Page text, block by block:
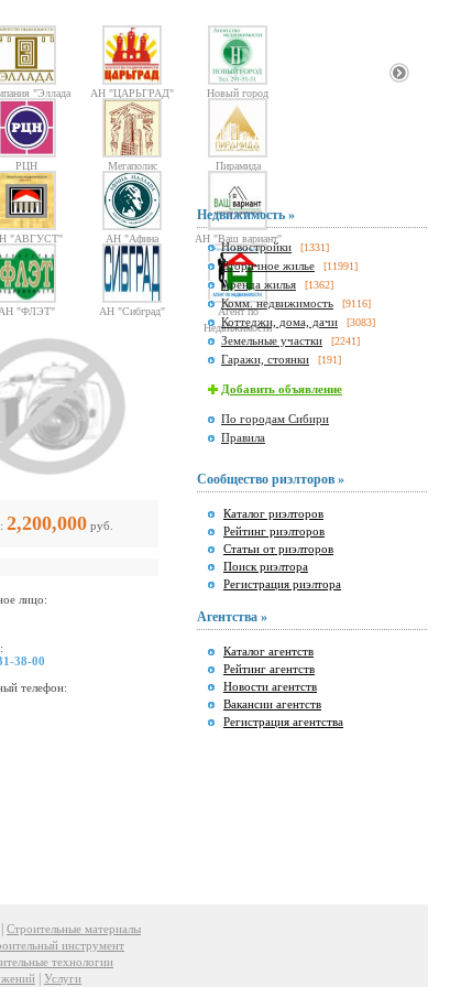
"Эллада
2000"
АН "ЦАРЬГРАД" Новый город
РЦН Мегаполис Пирамида
"АВГУСТ"
АН "Афина
Паллада"
АН "Ваш вариант"
АН "ФЛЭТ" АН "Сибград"
Агент по
Недвижимости
2,200,000руб.
лицо:
38-00
телефон:
Недвижимость »
Новостройки [1331]
Вторичное жилье [11991]
Аренда жилья [1362]
Комм. недвижимость [9116]
Коттеджи, дома, дачи [3083]
Земельные участки [2241]
Гаражи, стоянки [191]
Добавить объявление
По городам Сибири
Правила
Сообщество риэлторов »
Каталог риэлторов
Рейтинг риэлторов
Статьи от риэлторов
Поиск риэлтора
Регистрация риэлтора
Агентства »
Каталог агентств
Рейтинг агентств
Новости агентств
Вакансии агентств
Регистрация агентства
Строительные материалы
инструмент
технологии
Услуги